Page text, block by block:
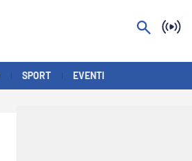
SPORT EVENTI